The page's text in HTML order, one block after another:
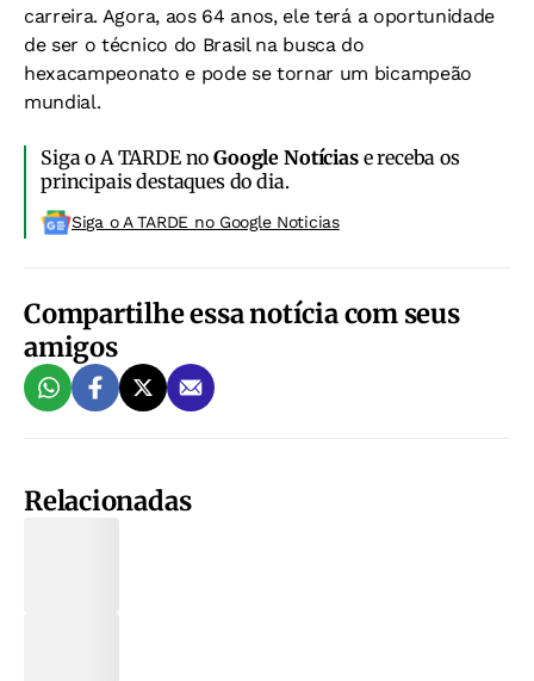
carreira. Agora, aos 64 anos, ele terá a oportunidade
de ser o técnico do Brasil na busca do
hexacampeonato e pode se tornar um bicampeão
mundial.
Siga o A TARDE noGoogle Notíciase receba os
principais destaques do dia.
Siga o A TARDE no Google Noticias
Compartilhe essa notícia com seus
amigos
Relacionadas